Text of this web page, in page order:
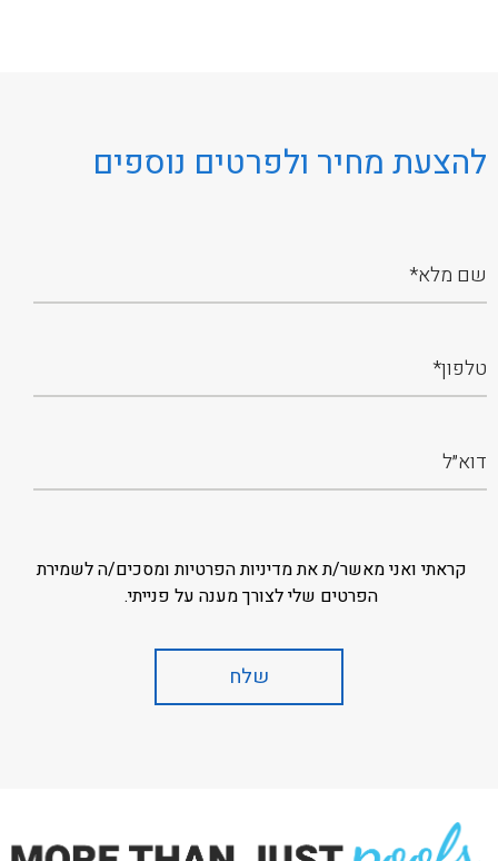
להצעת מחיר ולפרטים נוספים
קראתי ואני מאשר/ת את מדיניות הפרטיות ומסכים/ה לשמירת
הפרטים שלי לצורך מענה על פנייתי.